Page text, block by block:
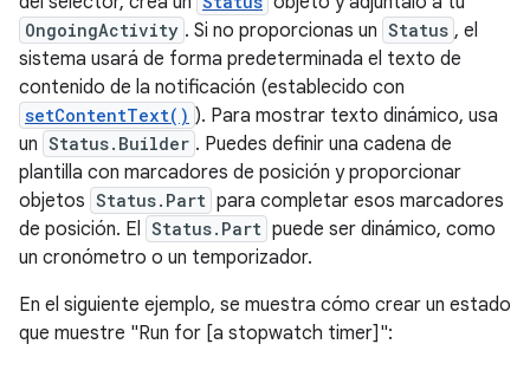
OngoingActivity . Si no proporcionas un Status , el
sistema usará de forma predeterminada el texto de
contenido de la notificación (establecido con
setContentText() ). Para mostrar texto dinámico, usa
un Status.Builder . Puedes definir una cadena de
plantilla con marcadores de posición y proporcionar
objetos Status.Part para completar esos marcadores
de posición. El Status.Part puede ser dinámico, como
un cronómetro o un temporizador.
En el siguiente ejemplo, se muestra cómo crear un estado
que muestre "Run for [a stopwatch timer]":